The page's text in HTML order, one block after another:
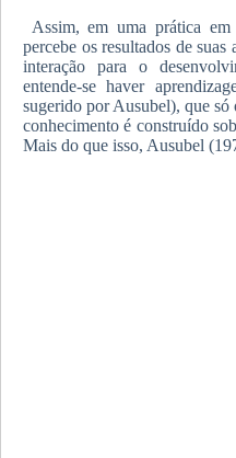
Assim, em uma prática
percebe os resultados de suas
interação para o
entende-se haver
sugerido por Ausubel), que
conhecimento é construído
Mais do que isso, Ausubel